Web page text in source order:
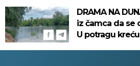
DRAMA NA
iz čamca da se
U potragu